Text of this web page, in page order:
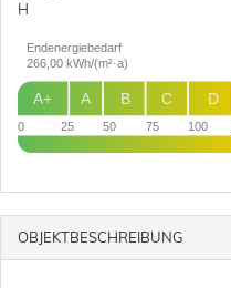
H
0 25 50 75 100
D
C
B
A
A+
Endenergiebedarf
266,00kWh/(m²·a)
OBJEKT­BESCHREIBUNG